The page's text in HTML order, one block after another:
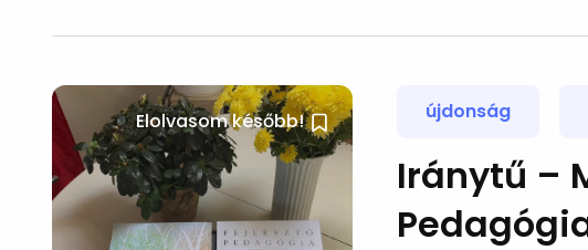
Elolvasom később! újdonság
Iránytű –